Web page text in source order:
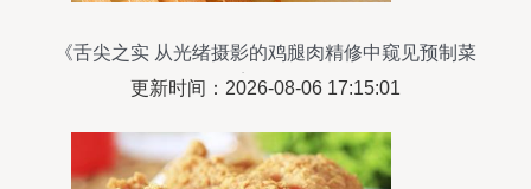
《舌尖之实 从光绪摄影的鸡腿肉精修中窥见预制菜
美学》
更新时间：2026-08-06 17:15:01